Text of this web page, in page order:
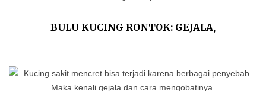
BULU KUCING RONTOK: GEJALA,